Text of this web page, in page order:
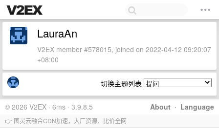
LauraAn
V2EX member #578015, joined on 2022-04-12 09:20:07
+08:00
切换主题列表
About · Language
© 2026 V2EX · 6ms · 3.9.8.5
👉 图灵云融合CDN加速，大厂资源、比价全网